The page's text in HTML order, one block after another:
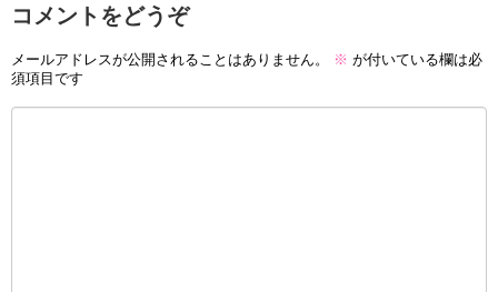
コメントをどうぞ
メールアドレスが公開されることはありません。 ※ が付いている欄は必
須項目です